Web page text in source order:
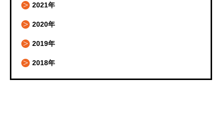
2021年
2020年
2019年
2018年